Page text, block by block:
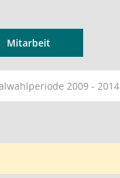
Mitarbeit
2009 - 2014